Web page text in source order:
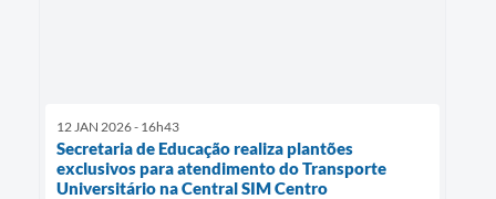
12 JAN 2026 - 16h43
Secretaria de Educação realiza plantões
exclusivos para atendimento do Transporte
Universitário na Central SIM Centro